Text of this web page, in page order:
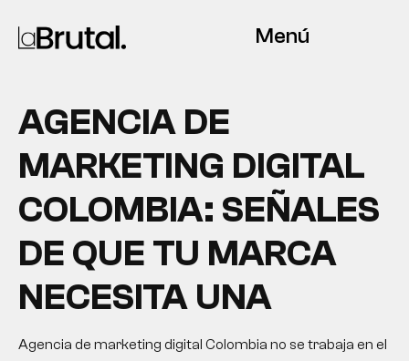
Menú
AGENCIA DE
MARKETING DIGITAL
COLOMBIA: SEÑALES
DE QUE TU MARCA
NECESITA UNA
Agencia de marketing digital Colombia no se trabaja en el